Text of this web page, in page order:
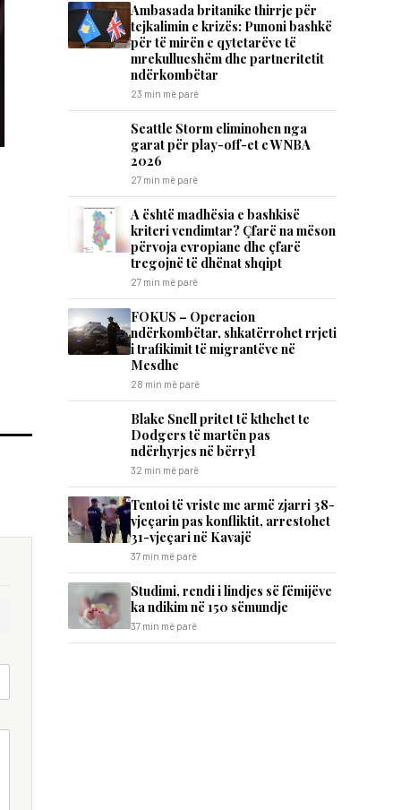
Ambasada britanike thirrje për
tejkalimin e krizës: Punoni bashkë
për të mirën e qytetarëve të
mrekullueshëm dhe partneritetit
ndërkombëtar
23 min më parë
Seattle Storm eliminohen nga
garat për play-off-et e WNBA
2026
27 min më parë
A është madhësia e bashkisë
kriteri vendimtar? Çfarë na mëson
përvoja evropiane dhe çfarë
tregojnë të dhënat shqipt
27 min më parë
FOKUS – Operacion
ndërkombëtar, shkatërrohet rrjeti
i trafikimit të migrantëve në
Mesdhe
28 min më parë
Blake Snell pritet të kthehet te
Dodgers të martën pas
ndërhyrjes në bërryl
32 min më parë
Tentoi të vriste me armë zjarri 38-
vjeçarin pas konfliktit, arrestohet
31-vjeçari në Kavajë
37 min më parë
Studimi, rendi i lindjes së fëmijëve
ka ndikim në 150 sëmundje
37 min më parë